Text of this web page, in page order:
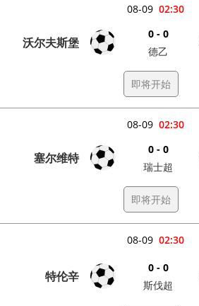
02:30
08-09
沃尔夫斯堡
0 - 0
德乙
即将开始
02:30
08-09
塞尔维特
0 - 0
瑞士超
即将开始
02:30
08-09
特伦辛
0 - 0
斯伐超